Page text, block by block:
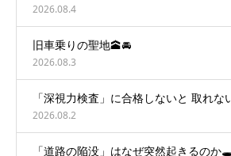
2026.08.4
旧車乗りの聖地🕋🚘
2026.08.3
「深視力検査」に合格しないと 取れ
2026.08.2
「道路の陥没」はなぜ突然起きるの